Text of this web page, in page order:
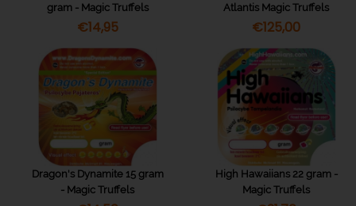
gram - Magic Truffels
€14,95
Atlantis Magic Truffels
€125,00
Dragon's Dynamite 15 gram
- Magic Truffels
High Hawaiians 22 gram -
Magic Truffels